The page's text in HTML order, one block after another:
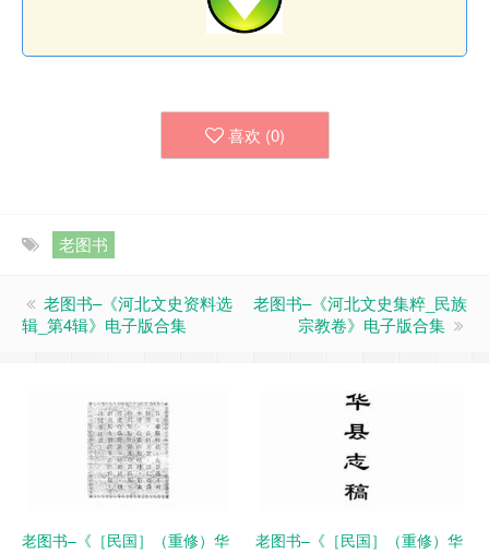
喜欢 (0)
老图书
老图书–《河北文史资料选
辑_第4辑》电子版合集
老图书–《河北文史集粹_民族
宗教卷》电子版合集
老图书–《［民国］（重修）华
老图书–《［民国］（重修）华